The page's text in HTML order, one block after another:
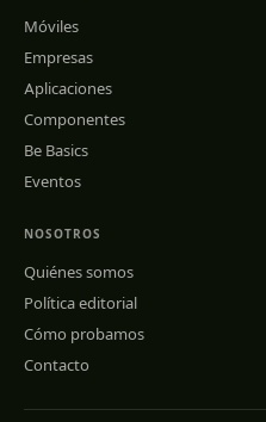
Móviles
Empresas
Aplicaciones
Componentes
Be Basics
Eventos
NOSOTROS
Quiénes somos
Política editorial
Cómo probamos
Contacto